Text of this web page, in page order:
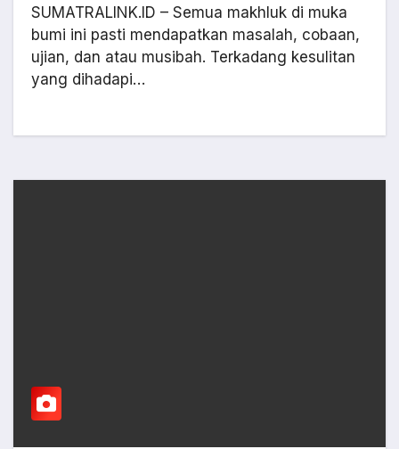
SUMATRALINK.ID – Semua makhluk di muka
bumi ini pasti mendapatkan masalah, cobaan,
ujian, dan atau musibah. Terkadang kesulitan
yang dihadapi…